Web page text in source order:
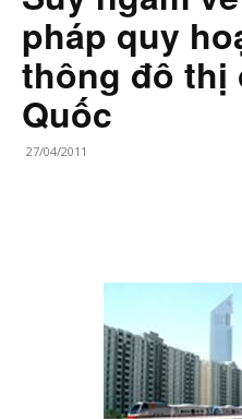
pháp quy
thông đô thị
Quốc
27/04/2011